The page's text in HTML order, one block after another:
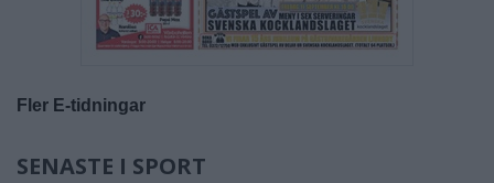
Fler E-tidningar
SENASTE I SPORT